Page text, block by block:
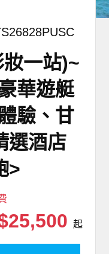
一站)~
華遊艇
驗、甘
選酒店
>
起